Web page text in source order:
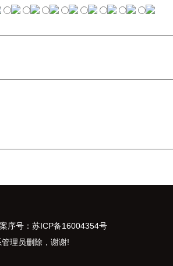
序号： 苏ICP备16004354号
理员删除，谢谢!